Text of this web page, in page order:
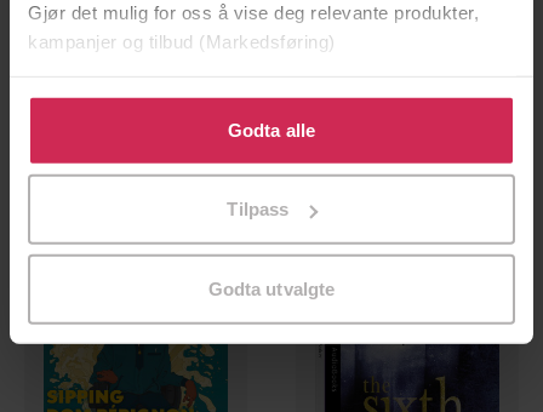
Gjør det mulig for oss å vise deg relevante produkter,
kampanjer og tilbud (Markedsføring)
Klikk på «Godta alle» for å gi oss ditt samtykke til å
bruke cookies for alle disse formålene. Du kan også
tilpasse ditt samtykke til spesifikke formål ved å klikke
Godta alle
Tilpass
Godta utvalgte
The Discourtesy of Death
William Brodrick
The Silent Ones